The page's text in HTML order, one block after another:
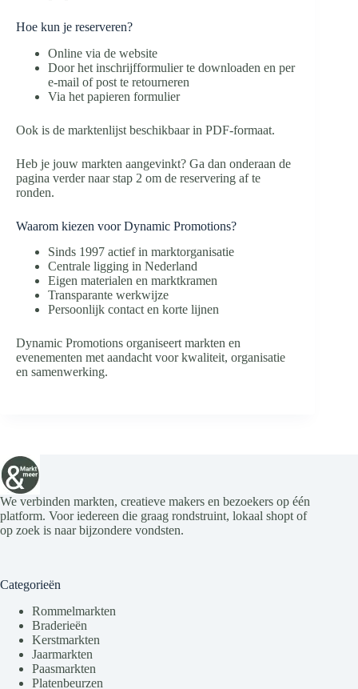
Hoe kun je reserveren?
Online via de website
Door het inschrijfformulier te downloaden en per
e-mail of post te retourneren
Via het papieren formulier
Ook is de marktenlijst beschikbaar in PDF-formaat.
Heb je jouw markten aangevinkt? Ga dan onderaan de
pagina verder naar stap 2 om de reservering af te
ronden.
Waarom kiezen voor Dynamic Promotions?
Sinds 1997 actief in marktorganisatie
Centrale ligging in Nederland
Eigen materialen en marktkramen
Transparante werkwijze
Persoonlijk contact en korte lijnen
Dynamic Promotions organiseert markten en
evenementen met aandacht voor kwaliteit, organisatie
en samenwerking.
We verbinden markten, creatieve makers en bezoekers op één
platform. Voor iedereen die graag rondstruint, lokaal shopt of
op zoek is naar bijzondere vondsten.
Categorieën
Rommelmarkten
Braderieën
Kerstmarkten
Jaarmarkten
Paasmarkten
Platenbeurzen